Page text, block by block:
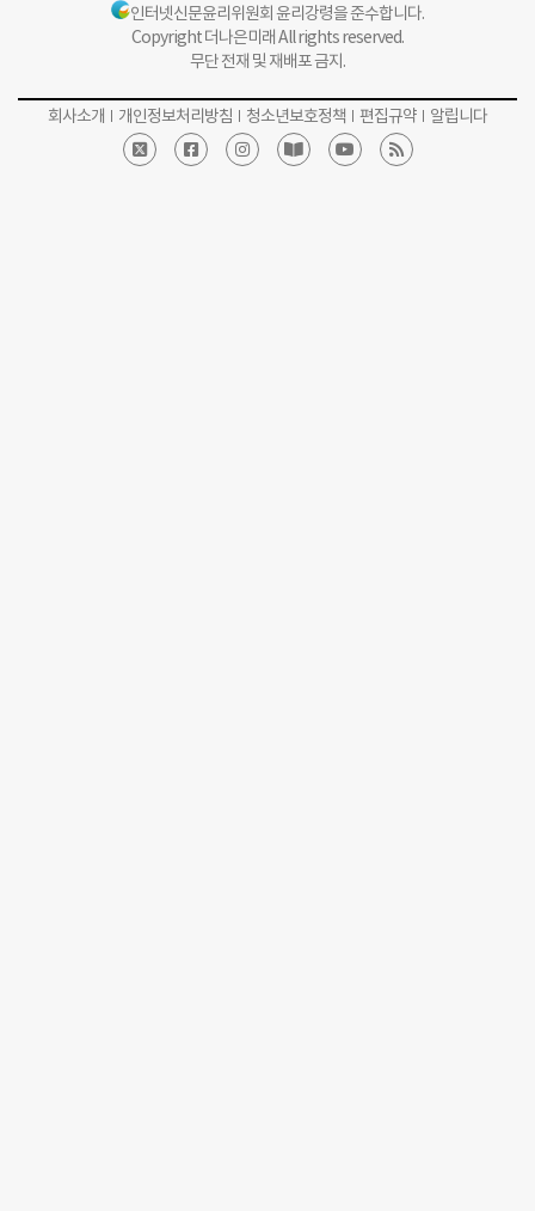
인터넷신문윤리위원회 윤리강령을 준수합니다.
Copyright 더나은미래 All rights reserved.
무단 전재 및 재배포 금지.
회사소개 개인정보처리방침 청소년보호정책 편집규약 알립니다